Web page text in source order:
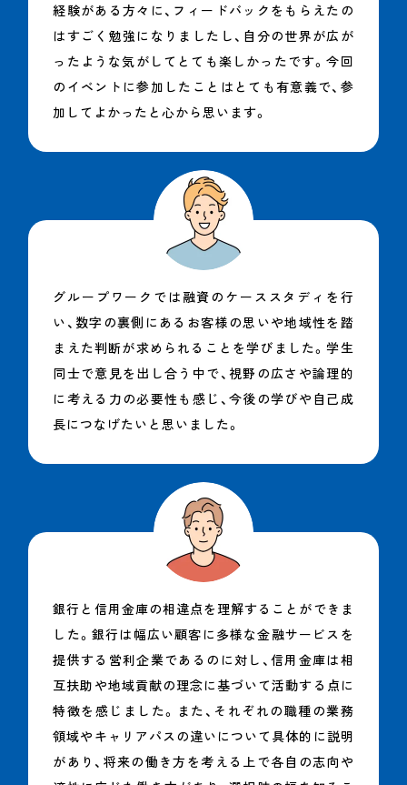
経験がある方々に、フィードバックをもらえたの
はすごく勉強になりましたし、自分の世界が広が
ったような気がしてとても楽しかったです。今回
のイベントに参加したことはとても有意義で、参
加してよかったと心から思います。
グループワークでは融資のケーススタディを行
い、数字の裏側にあるお客様の思いや地域性を踏
まえた判断が求められることを学びました。学生
同士で意見を出し合う中で、視野の広さや論理的
に考える力の必要性も感じ、今後の学びや自己成
長につなげたいと思いました。
銀行と信用金庫の相違点を理解することができま
した。銀行は幅広い顧客に多様な金融サービスを
提供する営利企業であるのに対し、信用金庫は相
互扶助や地域貢献の理念に基づいて活動する点に
特徴を感じました。また、それぞれの職種の業務
領域やキャリアパスの違いについて具体的に説明
があり、将来の働き方を考える上で各自の志向や